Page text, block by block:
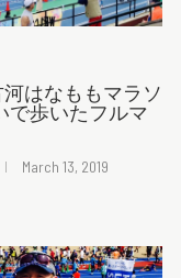
河はなももマラソ
で歩いたフルマ
March 13, 2019